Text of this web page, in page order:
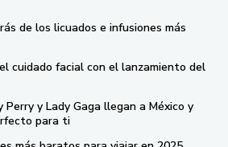
de los licuados e infusiones más
cuidado facial con el lanzamiento del
y Lady Gaga llegan a México y
para ti